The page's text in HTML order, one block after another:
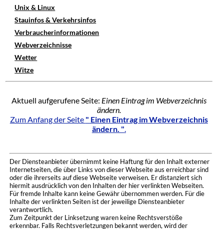
Unix & Linux
Stauinfos & Verkehrsinfos
Verbraucherinformationen
Webverzeichnisse
Wetter
Witze
Aktuell aufgerufene Seite: Einen Eintrag im Webverzeichnis
ändern.
Zum Anfang der Seite " Einen Eintrag im Webverzeichnis
ändern. ".
Der Diensteanbieter übernimmt keine Haftung für den Inhalt externer
Internetseiten, die über Links von dieser Webseite aus erreichbar sind
oder die ihrerseits auf diese Webseite verweisen. Er distanziert sich
hiermit ausdrücklich von den Inhalten der hier verlinkten Webseiten.
Für fremde Inhalte kann keine Gewähr übernommen werden. Für die
Inhalte der verlinkten Seiten ist der jeweilige Diensteanbieter
verantwortlich.
Zum Zeitpunkt der Linksetzung waren keine Rechtsverstöße
erkennbar. Falls Rechtsverletzungen bekannt werden, wird der